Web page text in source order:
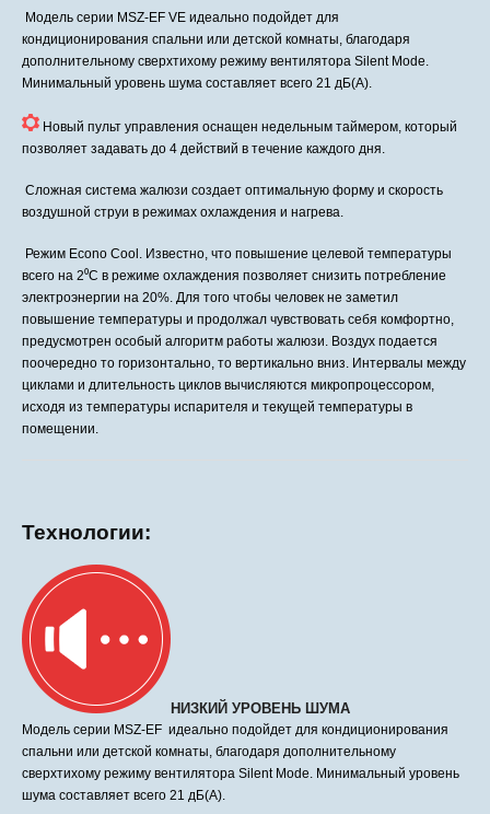
Модель серии MSZ-EF VE идеально подойдет для
кондиционирования спальни или детской комнаты, благодаря
дополнительному сверхтихому режиму вентилятора Silent Mode.
Минимальный уровень шума составляет всего 21 дБ(А).
Новый пульт управления оснащен недельным таймером, который
позволяет задавать до 4 действий в течение каждого дня.
Сложная система жалюзи создает оптимальную форму и скорость
воздушной струи в режимах охлаждения и нагрева.
Режим Econo Cool. Известно, что повышение целевой температуры
всего на 2⁰C в режиме охлаждения позволяет снизить потребление
электроэнергии на 20%. Для того чтобы человек не заметил
повышение температуры и продолжал чувствовать себя комфортно,
предусмотрен особый алгоритм работы жалюзи. Воздух подается
поочередно то горизонтально, то вертикально вниз. Интервалы между
циклами и длительность циклов вычисляются микропроцессором,
исходя из температуры испарителя и текущей температуры в
помещении.
Технологии:
НИЗКИЙ УРОВЕНЬ ШУМА
Модель серии MSZ-EF идеально подойдет для кондиционирования
спальни или детской комнаты, благодаря дополнительному
сверхтихому режиму вентилятора Silent Mode. Минимальный уровень
шума составляет всего 21 дБ(А).